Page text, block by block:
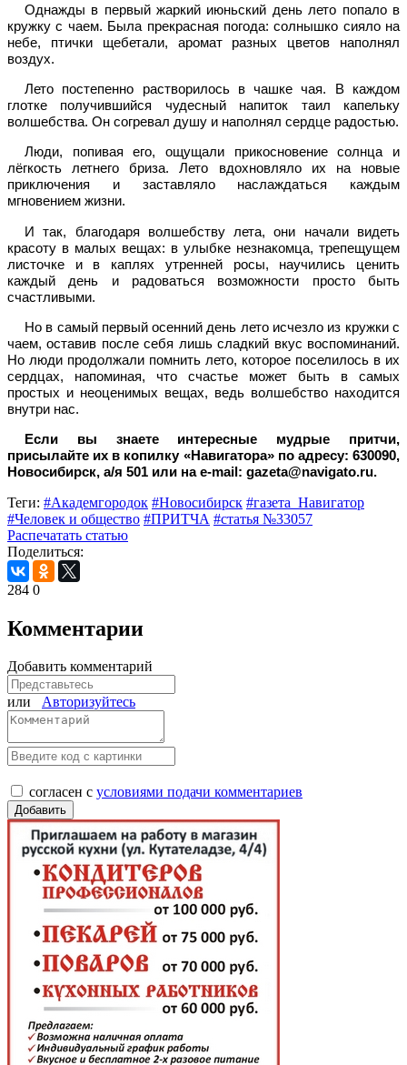
Однажды в первый жаркий июньский день лето попало в
кружку с чаем. Была прекрасная погода: солнышко сияло на
небе, птички щебетали, аромат разных цветов наполнял
воздух.
Лето постепенно растворилось в чашке чая. В каждом
глотке получившийся чудесный напиток таил капельку
волшебства. Он согревал душу и наполнял сердце радостью.
Люди, попивая его, ощущали прикосновение солнца и
лёгкость летнего бриза. Лето вдохновляло их на новые
приключения и заставляло наслаждаться каждым
мгновением жизни.
И так, благодаря волшебству лета, они начали видеть
красоту в малых вещах: в улыбке незнакомца, трепещущем
листочке и в каплях утренней росы, научились ценить
каждый день и радоваться возможности просто быть
счастливыми.
Но в самый первый осенний день лето исчезло из кружки с
чаем, оставив после себя лишь сладкий вкус воспоминаний.
Но люди продолжали помнить лето, которое поселилось в их
сердцах, напоминая, что счастье может быть в самых
простых и неоценимых вещах, ведь волшебство находится
внутри нас.
Если вы знаете интересные мудрые притчи,
присылайте их в копилку «Навигатора» по адресу: 630090,
Новосибирск, а/я 501 или на e-mail: gazeta@navigato.ru.
Теги: #Академгородок #Новосибирск #газета_Навигатор
#Человек и общество #ПРИТЧА #статья №33057
Распечатать статью
Поделиться:
284 0
Комментарии
Добавить комментарий
или Авторизуйтесь
согласен с условиями подачи комментариев